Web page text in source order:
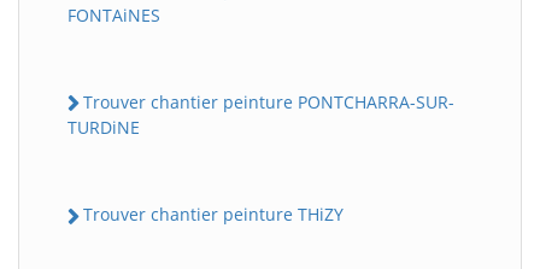
FONTAiNES
Trouver chantier peinture PONTCHARRA-SUR-
TURDiNE
Trouver chantier peinture THiZY